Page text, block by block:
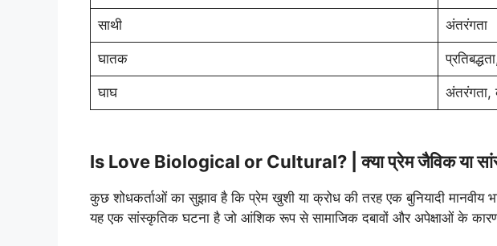
साथी अंतरंगता
घातक
घाघ अंतरंगता,
Is Love Biological or Cultural? | क्या प्रेम जैविक या
कुछ शोधकर्ताओं का सुझाव है कि प्रेम खुशी या क्रोध की तरह एक बुनियादी मानवीय
यह एक सांस्कृतिक घटना है जो आंशिक रूप से सामाजिक दबावों और अपेक्षाओं के कारण